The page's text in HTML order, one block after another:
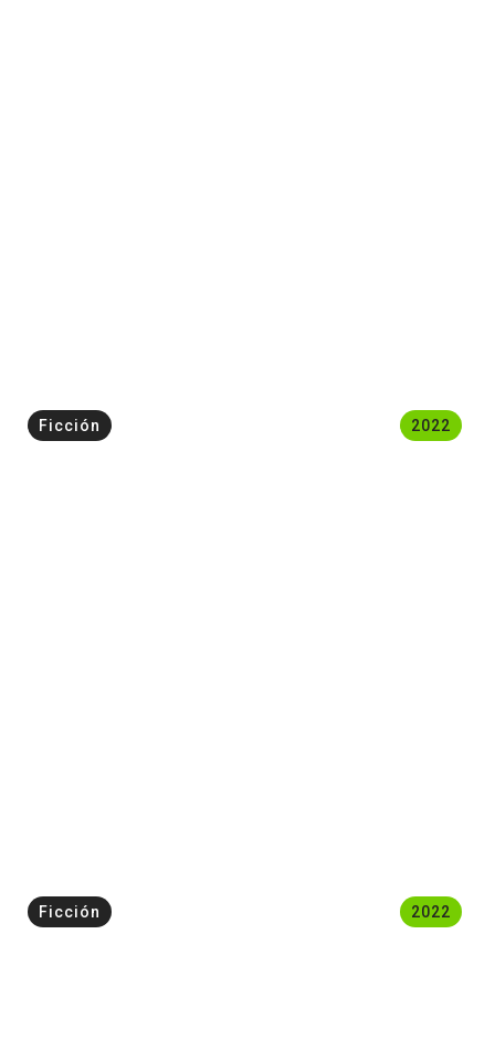
2022
Ficción
2022
Ficción